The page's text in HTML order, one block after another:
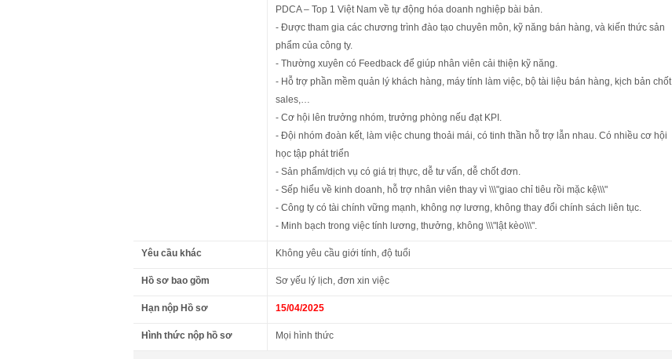
PDCA – Top 1 Việt Nam về tự động hóa doanh nghiệp bài bản.
- Được tham gia các chương trình đào tạo chuyên môn, kỹ năng bán hàng, và kiến thức sản
phẩm của công ty.
- Thường xuyên có Feedback để giúp nhân viên cải thiện kỹ năng.
- Hỗ trợ phần mềm quản lý khách hàng, máy tính làm việc, bộ tài liệu bán hàng, kịch bản chốt
sales,…
- Cơ hội lên trưởng nhóm, trưởng phòng nếu đạt KPI.
- Đội nhóm đoàn kết, làm việc chung thoải mái, có tinh thần hỗ trợ lẫn nhau. Có nhiều cơ hội
học tập phát triển
- Sản phẩm/dịch vụ có giá trị thực, dễ tư vấn, dễ chốt đơn.
- Sếp hiểu về kinh doanh, hỗ trợ nhân viên thay vì \\\"giao chỉ tiêu rồi mặc kệ\\\"
- Công ty có tài chính vững mạnh, không nợ lương, không thay đổi chính sách liên tục.
- Minh bạch trong việc tính lương, thưởng, không \\\"lật kèo\\\".
Yêu cầu khác Không yêu cầu giới tính, độ tuổi
Hồ sơ bao gồm Sơ yếu lý lịch, đơn xin việc
Hạn nộp Hồ sơ 15/04/2025
Hình thức nộp hồ sơ Mọi hình thức